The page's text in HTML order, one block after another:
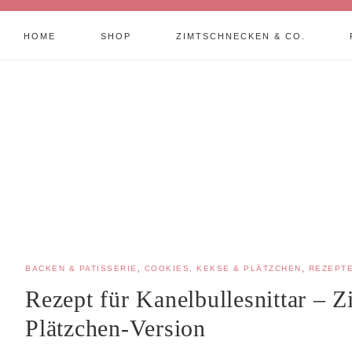
HOME SHOP ZIMTSCHNECKEN & CO.
BACKEN & PATISSERIE COOKIES, KEKSE & PLÄTZCHEN REZEPTE
Rezept für Kanelbullesnittar –
Plätzchen-Version